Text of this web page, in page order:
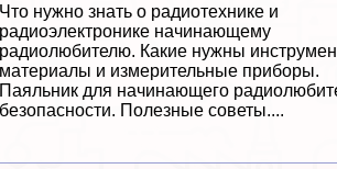
Что нужно знать о радиотехнике и
радиоэлектронике начинающему
радиолюбителю. Какие нужны
материалы и измерительные приборы.
Паяльник для начинающего
безопасности. Полезные советы....